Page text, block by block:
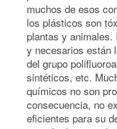
muchos de esos
los plásticos son
plantas y
y necesarios están
del grupo
sintéticos, etc.
químicos no son
consecuencia, no
eficientes para su